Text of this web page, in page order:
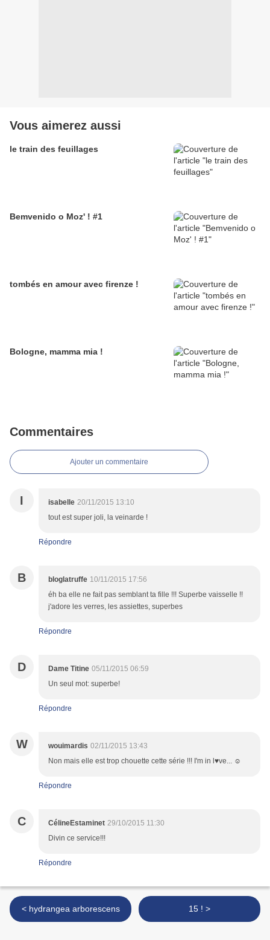
Vous aimerez aussi
le train des feuillages
Bemvenido o Moz' ! #1
tombés en amour avec firenze !
Bologne, mamma mia !
Commentaires
Ajouter un commentaire
I isabelle 20/11/2015 13:10
tout est super joli, la veinarde !
Répondre
B bloglatruffe 10/11/2015 17:56
éh ba elle ne fait pas semblant ta fille !!! Superbe vaisselle !!
j'adore les verres, les assiettes, superbes
Répondre
D Dame Titine 05/11/2015 06:59
Un seul mot: superbe!
Répondre
W wouimardis 02/11/2015 13:43
Non mais elle est trop chouette cette série !!! I'm in l♥ve... ☺
Répondre
C CélineEstaminet 29/10/2015 11:30
Divin ce service!!!
Répondre
< hydrangea arborescens 15 ! >